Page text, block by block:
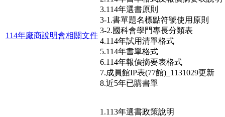
114年廠商說明會相關文件
3.114年選書原則
3-1.書單題名標點符號使用原則
3-2.國科會學門專長分類表
4.114年試用清單格式
5.114年書單格式
6.114年報價摘要表格式
7.成員館IP表(77館)_1131029更新
8.近5年已購書單
1.113年選書政策說明